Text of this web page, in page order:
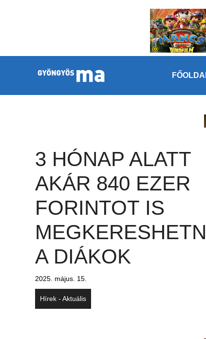
3 HÓNAP ALATT
AKÁR 840 EZER
FORINTOT IS
A DIÁKOK
2025. május. 15.
Hírek - Aktuális